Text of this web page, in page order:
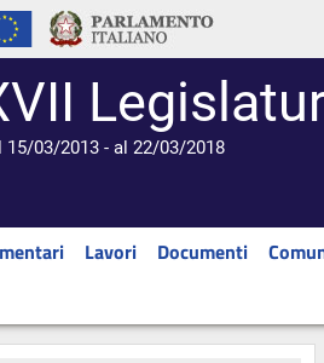
15/03/2013 - al 22/03/2018
Lavori Documenti